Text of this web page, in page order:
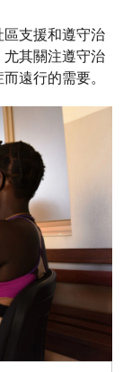
支援和遵守治
其關注遵守治
遠行的需要。